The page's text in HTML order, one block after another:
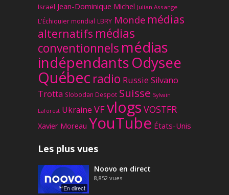
Israël Jean-Dominique Michel Julian Assange
L'Échiquier mondial LBRY Monde médias
alternatifs médias
conventionnels médias
indépendantsOdysee
Québec radio Russie Silvano
Trotta Slobodan Despot Suisse Sylvain
Laforest Ukraine VFvlogs VOSTFR
Xavier Moreau YouTube États-Unis
Les plus vues
En direct
Noovo en direct
8,852 vues